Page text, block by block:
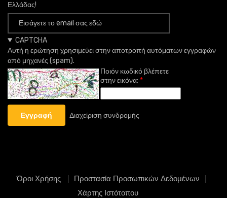
Ελλάδας!
CAPTCHA
Αυτή η ερώτηση χρησιμεύει στην αποτροπή αυτόματων εγγραφών
από μηχανές (spam).
Ποιόν κωδικό βλέπετε
στην εικόνα;
Διαχείριση συνδρομής
Όροι Χρήσης
Προστασία Προσωπικών Δεδομένων
Χάρτης Ιστότοπου